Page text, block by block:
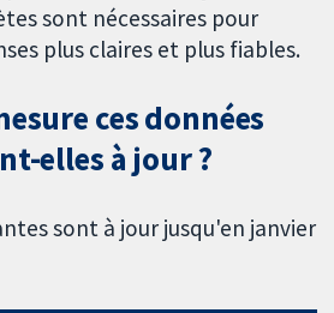
sont nécessaires pour
plus claires et plus fiables.
ces données
elles à jour ?
sont à jour jusqu'en janvier